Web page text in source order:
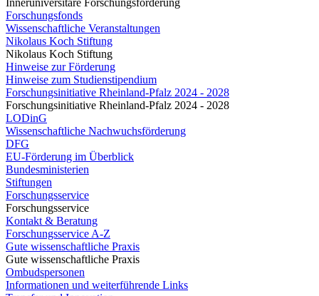
Inneruniversitäre Forschungsförderung
Forschungsfonds
Wissenschaftliche Veranstaltungen
Nikolaus Koch Stiftung
Nikolaus Koch Stiftung
Hinweise zur Förderung
Hinweise zum Studienstipendium
Forschungsinitiative Rheinland-Pfalz 2024 - 2028
Forschungsinitiative Rheinland-Pfalz 2024 - 2028
LODinG
Wissenschaftliche Nachwuchsförderung
DFG
EU-Förderung im Überblick
Bundesministerien
Stiftungen
Forschungsservice
Forschungsservice
Kontakt & Beratung
Forschungsservice A-Z
Gute wissenschaftliche Praxis
Gute wissenschaftliche Praxis
Ombudspersonen
Informationen und weiterführende Links